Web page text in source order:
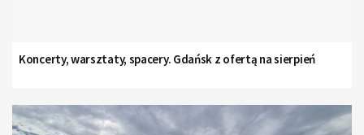
Koncerty, warsztaty, spacery. Gdańsk z ofertą na sierpień